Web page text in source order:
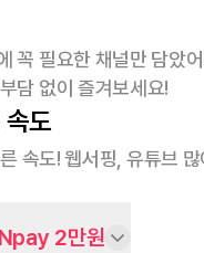
꼭 필요한 채널만 담았
담 없이 즐겨보세요!
도
속도! 웹서핑, 유튜브
Npay 2만원